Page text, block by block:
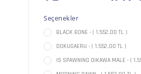
Seçenekler
BLACK BONE - ( 1.552,00 TL )
DOKUGAERU - ( 1.552,00 TL )
IS SPAWNING OIKAWA MALE - (